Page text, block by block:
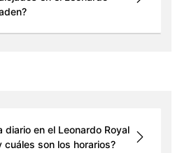
diario en el Leonardo Royal
cuáles son los horarios?